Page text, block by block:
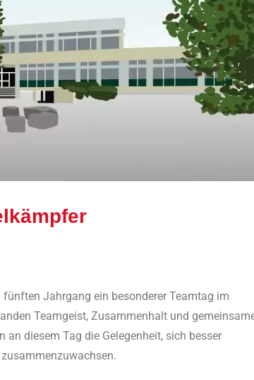
Jahrgang ein besonderer Teamtag im
Teamgeist, Zusammenhalt und
an diesem Tag die Gelegenheit, sich besser